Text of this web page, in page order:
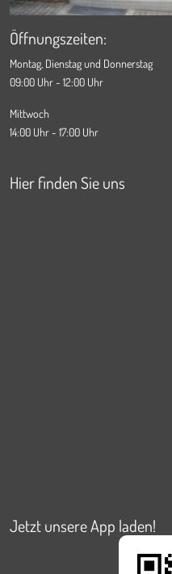
Öffnungszeiten:
Montag, Dienstag und Donnerstag
09:00 Uhr - 12:00 Uhr
Mittwoch
14:00 Uhr - 17:00 Uhr
Hier finden Sie uns
Jetzt unsere App laden!